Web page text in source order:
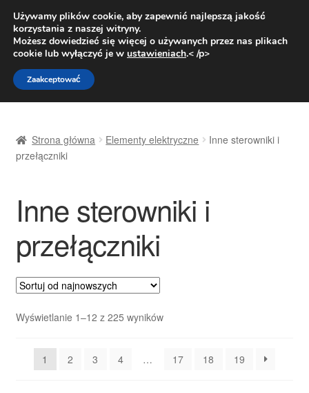
DOSTAWA od 31 zł
Pn.-pt. 9:00-16:00800 003 167
Przejdź
do
nawigacji
Przejdź
do
treści
Dostawa
Kontakt
Moje konto
O nas
Polityka prywatności
Strona główna Elementy elektryczne
Inne sterowniki i
przełączniki
Inne sterowniki i
przełączniki
Wyświetlanie 1–12 z 225 wynikówPosortowane
1
2 3 4 … 17 18 19
Używamy plików cookie, aby zapewnić najlepszą jakość
korzystania z naszej witryny.
Możesz dowiedzieć się więcej o używanych przez nas plikach
cookie lub wyłączyć je w ustawieniach.< /p>
Zaakceptować